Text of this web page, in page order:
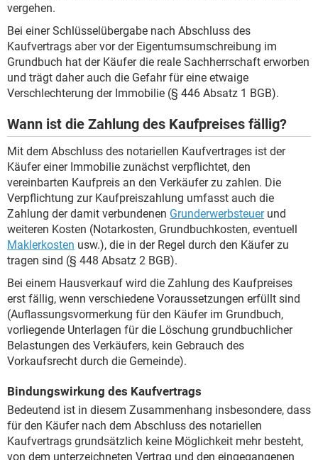
vergehen.
Bei einer Schlüsselübergabe nach Abschluss des
Kaufvertrags aber vor der Eigentumsumschreibung im
Grundbuch hat der Käufer die reale Sachherrschaft erworben
und trägt daher auch die Gefahr für eine etwaige
Verschlechterung der Immobilie (§ 446 Absatz 1 BGB).
Wann ist die Zahlung des Kaufpreises fällig?
Mit dem Abschluss des notariellen Kaufvertrages ist der
Käufer einer Immobilie zunächst verpflichtet, den
vereinbarten Kaufpreis an den Verkäufer zu zahlen. Die
Verpflichtung zur Kaufpreiszahlung umfasst auch die
Zahlung der damit verbundenen Grunderwerbsteuerund
weiteren Kosten (Notarkosten, Grundbuchkosten, eventuell
Maklerkosten usw.), die in der Regel durch den Käufer zu
tragen sind (§ 448 Absatz 2 BGB).
Bei einem Hausverkauf wird die Zahlung des Kaufpreises
erst fällig, wenn verschiedene Voraussetzungen erfüllt sind
(Auflassungsvormerkung für den Käufer im Grundbuch,
vorliegende Unterlagen für die Löschung grundbuchlicher
Belastungen des Verkäufers, kein Gebrauch des
Vorkaufsrecht durch die Gemeinde).
Bindungswirkung des Kaufvertrags
Bedeutend ist in diesem Zusammenhang insbesondere, dass
für den Käufer nach dem Abschluss des notariellen
Kaufvertrags grundsätzlich keine Möglichkeit mehr besteht,
von dem unterzeichneten Vertrag und den eingegangenen